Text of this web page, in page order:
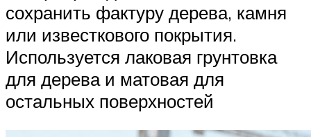
сохранить фактуру дерева, камня
или известкового покрытия.
Используется лаковая грунтовка
для дерева и матовая для
остальных поверхностей